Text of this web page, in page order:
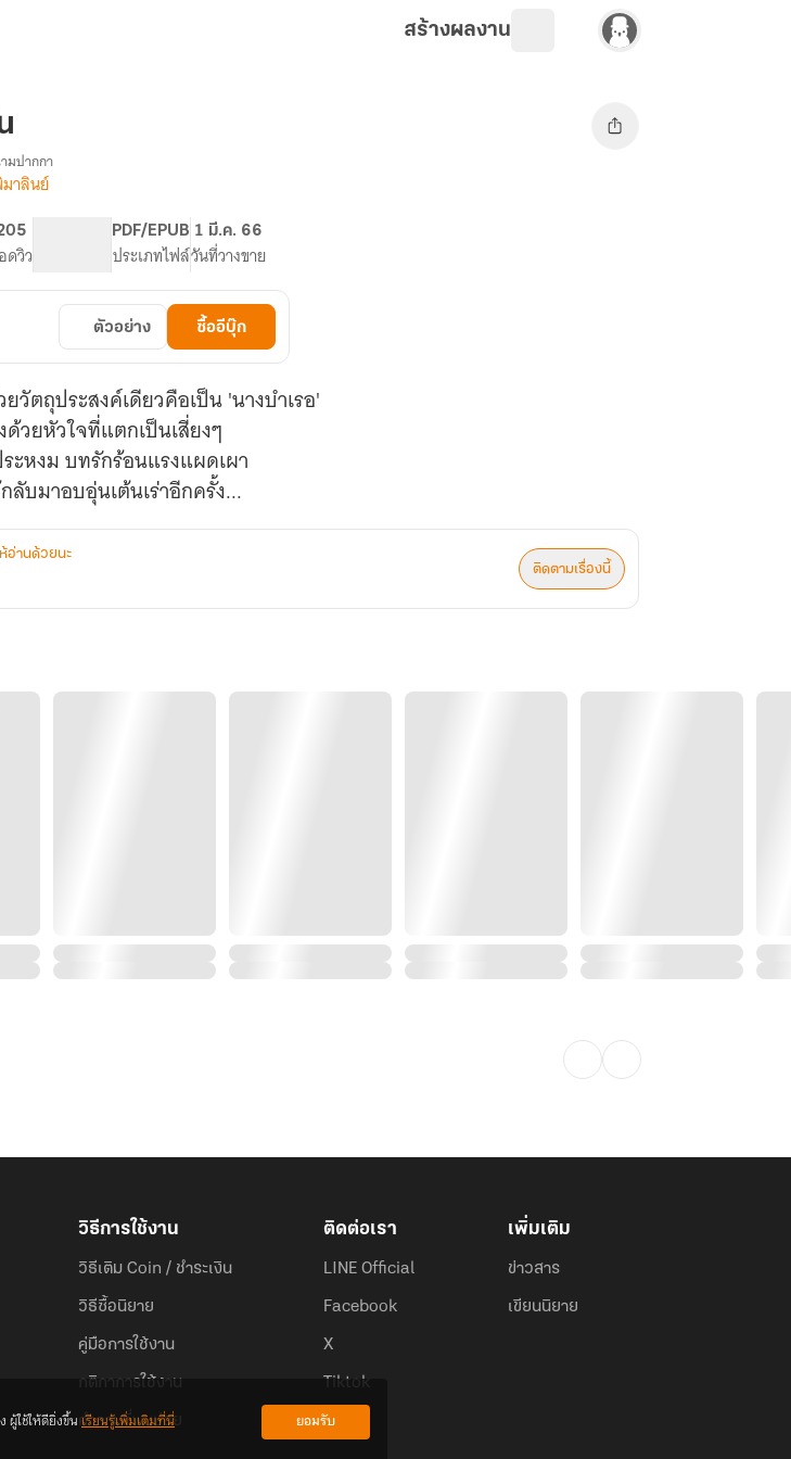
สร้างผลงาน
มปากกา
าลินย์
ดวิว
PDF/EPUB
ประเภทไฟล์
1 มี.ค. 66
วันที่วางขาย
ตัวอย่าง ซื้ออีบุ๊ก
ยวัตถุประสงค์เดียวคือเป็น 'นางบำเรอ'
ด้วยหัวใจที่แตกเป็นเสี่ยงๆ
ะหงม บทรักร้อนแรงแผดเผา
ลับมาอบอุ่นเต้นเร่าอีกครั้ง...
อ่านด้วยนะ
ติดตามเรื่องนี้
วิธีการใช้งาน
วิธีเติม Coin / ชำระเงิน
วิธีซื้อนิยาย
คู่มือการใช้งาน
กติกาการใช้งาน
คำถามที่พบบ่อย
ติดต่อเรา
LINE Official
Facebook
X
Tiktok
เพิ่มเติม
ข่าวสาร
เขียนนิยาย
ใช้ให้ดียิ่งขึ้นเรียนรู้เพิ่มเติมที่นี่ ยอมรับ